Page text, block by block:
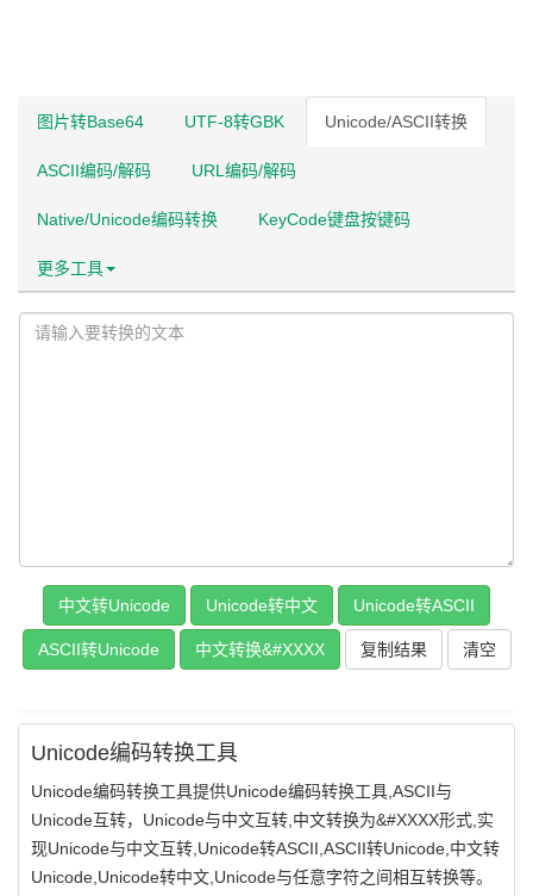
图片转Base64 UTF-8转GBK Unicode/ASCII转换
ASCII编码/解码 URL编码/解码
Native/Unicode编码转换 KeyCode键盘按键码
更多工具
复制结果
Unicode编码转换工具
Unicode编码转换工具提供Unicode编码转换工具,ASCII与
Unicode互转，Unicode与中文互转,中文转换为&#XXXX形式,实
现Unicode与中文互转,Unicode转ASCII,ASCII转Unicode,中文转
Unicode,Unicode转中文,Unicode与任意字符之间相互转换等。